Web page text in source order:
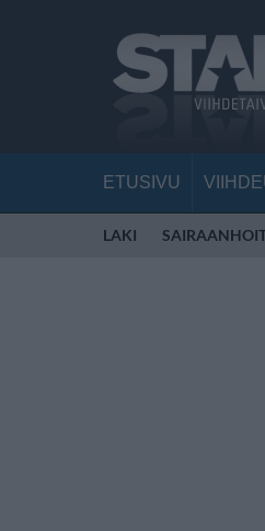
ETUSIVU
LAKI